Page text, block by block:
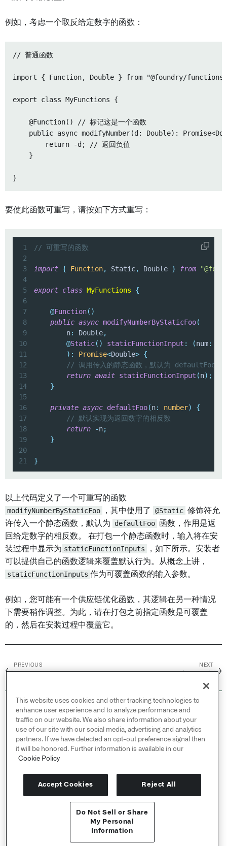
Send feedback
例如，考虑一个取反给定数字的函数：
// 普通函数
import { Function, Double } from "@foundry/
export class MyFunctions {
    @Function() // 标记这是一个函数
public async modifyNumber(d: Double):
        return -d; // 返回负值
    }
要使此函数可重写，请按如下方式重写：
1
// 可重写的函数
2
3
import { Function, Static, Double } from
4
5
export class MyFunctions
{
6
7
@Function( )
8
public async modifyNumberByStaticFoo(
9
        n
: Double,
10
@Static( ) staticFunctionInput : (num:
11
) : Promise<Double> {
12
// 调用传入的静态函数，默认为 defaultFoo
13
return await staticFunctionInput (n) ;
14
}
15
16
private async defaultFoo(n: number)
{
17
// 默认实现为返回数字的相反数
18
return -n;
19
}
20
21
}
以上代码定义了一个可重写的函数
modifyNumberByStaticFoo
，其中使用了 @Static 修饰符允
许传入一个静态函数，默认为
defaultFoo 函数，作用是返
回给定数字的相反数。 在打包一个静态函数时，输入将在安
装过程中显示为 staticFunctionInputs
，如下所示。安装者
可以提供自己的函数逻辑来覆盖默认行为。从概念上讲，
staticFunctionInputs 作为可覆盖函数的输入参数。
例如，您可能有一个供应链优化函数，其逻辑在另一种情况
下需要稍作调整。为此，请在打包之前指定函数是可覆盖
的，然后在安装过程中覆盖它。
←
PREVIOUS NEXT
→
© 2026 Palantir Technologies Inc. All rights
reserved.
Cookies Statement ↗
Privacy Statement ↗
Terms of Use ↗
Do Not Sell or Share My Personal Information
This website uses cookies and other tracking technologies to
enhance user experience and to analyze performance and
traffic on our website. We also share information about your
use of our site with our social media, advertising and analytics
partners. If we have detected an opt-out preference signal then
it will be honored. Further information is available in our
Cookie Policy
Accept Cookies Reject All
Do Not Sell or Share
My Personal
Information